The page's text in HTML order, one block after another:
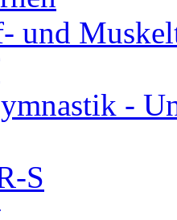
und
-
S